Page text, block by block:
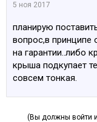
5 ноя 2017
планирую
вопрос,в принципе
на гарантии..либо
крыша подкупает
совсем тонкая.
(Вы должны войти